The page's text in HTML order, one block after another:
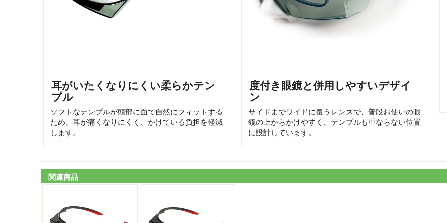
耳がいたくなりにくい柔らかテン
プル
ソフトなテンプルが頭部に面で自然にフィットする
ため、耳が痛くなりにくく、かけている負担を軽減
します。
度付き眼鏡と併用しやすいデザイ
ン
サイドまでワイドに覆うレンズで、普段お使いの眼
鏡の上からかけやすく、テンプルも重ならない位置
に設計しています。
関連商品